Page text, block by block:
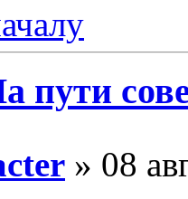
пути
» 08